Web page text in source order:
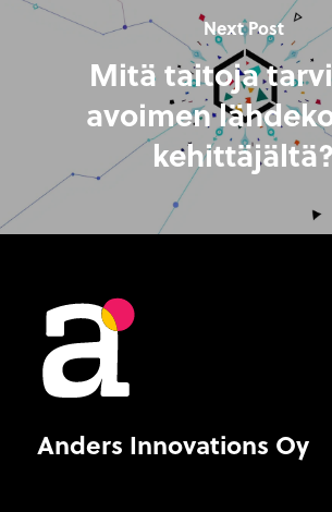
Next Post
Mitä taitoja
avoimen
kehittäjältä?
Anders Innovations Oy